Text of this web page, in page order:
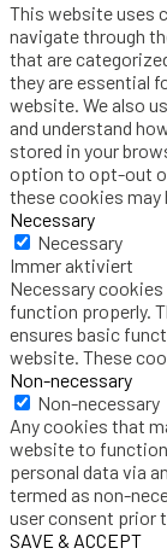
This website uses
navigate through
that are
they are essential
website. We also
and understand
stored in your
option to opt-out
these cookies may
Necessary
Necessary
Immer aktiviert
Necessary
function properly.
ensures basic
website. These
Non-necessary
Non-necessary
Any cookies that
website to
personal data via
termed as non-
user consent prior
SAVE & ACCEPT